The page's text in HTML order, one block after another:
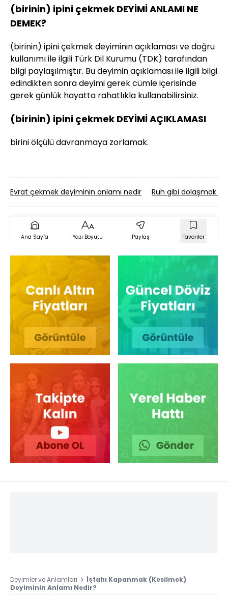
(birinin) ipini çekmek DEYİMİ ANLAMI NE
DEMEK?
(birinin) ipini çekmek deyiminin açıklaması ve doğru
kullanımı ile ilgili Türk Dil Kurumu (TDK) tarafından
bilgi paylaşılmıştır. Bu deyimin açıklaması ile ilgili bilgi
edindikten sonra deyimi gerek cümle içerisinde
gerek günlük hayatta rahatlıkla kullanabilirsiniz.
(birinin) ipini çekmek DEYİMİ AÇIKLAMASI
birini ölçülü davranmaya zorlamak.
Evrat çekmek deyiminin anlamı nedir Ruh gibi dolaşmak
Ana Sayfa Yazı Boyutu Paylaş Favoriler
Deyimler ve Anlamları
İştahı Kapanmak (Kesilmek)
Deyiminin Anlamı Nedir?